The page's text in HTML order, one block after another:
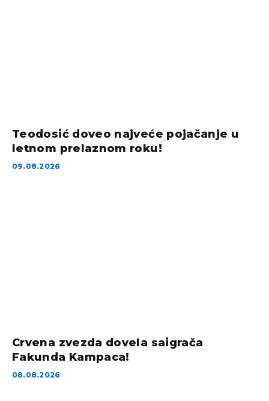
Teodosić doveo najveće pojačanje u
letnom prelaznom roku!
09.08.2026
Crvena zvezda dovela saigrača
Fakunda Kampaca!
08.08.2026